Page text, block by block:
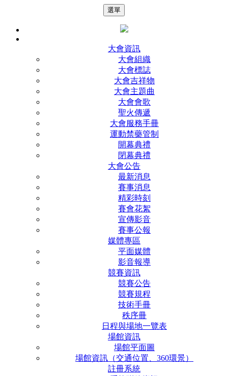
選單
大會資訊
大會組織
大會標誌
大會吉祥物
大會主題曲
大會會歌
聖火傳遞
大會服務手冊
運動禁藥管制
開幕典禮
閉幕典禮
大會公告
最新消息
賽事消息
精彩時刻
賽會花絮
宣傳影音
賽事公報
媒體專區
平面媒體
影音報導
競賽資訊
競賽公告
競賽規程
技術手冊
秩序冊
日程與場地一覽表
場館資訊
場館平面圖
場館資訊（交通位置、360環景）
註冊系統